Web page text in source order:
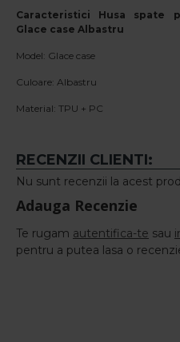
Caracteristici Husa spate
Glace case Albastru
Model: Glace case
Culoare: Albastru
Material: TPU + PC
RECENZII CLIENTI:
Nu sunt recenzii la acest
Adauga Recenzie
Te rugam autentifica-te sau
pentru a putea lasa o